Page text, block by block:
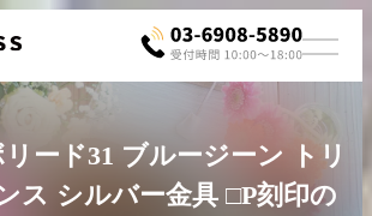
ード31 ブルージーン トリ
ス シルバー金具 □P刻印の